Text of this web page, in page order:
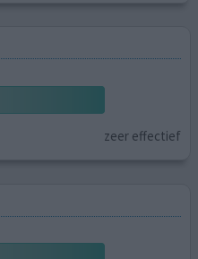
zeer effectief